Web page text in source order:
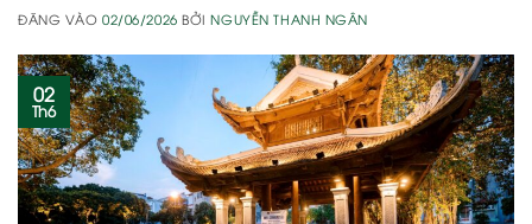
ĐĂNG VÀO02/06/2026 BỞINGUYỄN THANH NGÂN
02
Th6